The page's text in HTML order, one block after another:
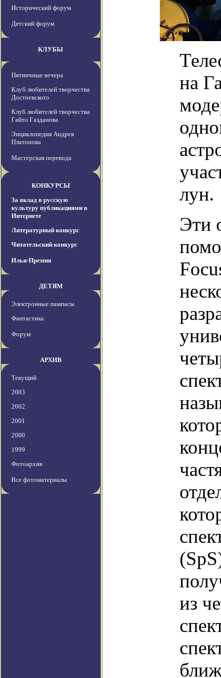
Исторический форум
Детский форум
КЛУБЫ
Пятничные вечера
Клуб любителей творчества
Достоевского
Клуб любителей творчества
Гайто Газданова
Энциклопедия Андрея
Платонова
Мастерская перевода
КОНКУРСЫ
За вклад в русскую
культуру публикациями в
Интернете
Литературный конкурс
Читательский конкурс
Илья-Премия
ДЕТЯМ
Электронные пампасы
Фантастика
Форум
АРХИВ
Текущий
2003
2002
2001
2000
1999
Фотоархив
Все фотоматериалы
на
лун.
Эти
из